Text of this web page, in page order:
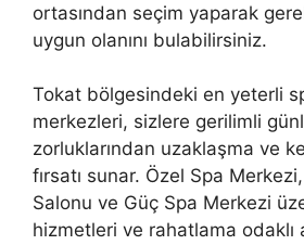
ortasından seçim yaparak
uygun olanını bulabilirsiniz.
Tokat bölgesindeki en yeterli
merkezleri, sizlere gerilimli
zorluklarından uzaklaşma ve
fırsatı sunar. Özel Spa
Salonu ve Güç Spa Merkezi
hizmetleri ve rahatlama odaklı